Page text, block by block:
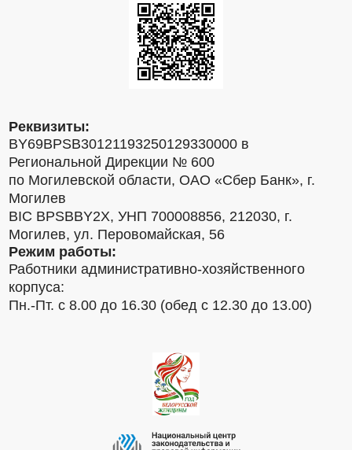
Реквизиты:
BY69BPSB30121193250129330000 в
Региональной Дирекции № 600
по Могилевской области, ОАО «Сбер Банк», г.
Могилев
BIC BPSBBY2X, УНП 700008856, 212030, г.
Могилев, ул. Перовомайская, 56
Режим работы:
Работники административно-хозяйственного
корпуса:
Пн.-Пт. с 8.00 до 16.30 (обед с 12.30 до 13.00)